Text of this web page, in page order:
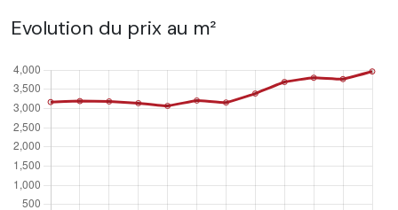
Evolution du prix au m²